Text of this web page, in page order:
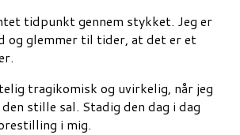
tidpunkt gennem stykket. Jeg er
og glemmer til tider, at det er et
tragikomisk og uvirkelig, når jeg
stille sal. Stadig den dag i dag
i mig.